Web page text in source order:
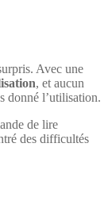
Avec une
, et aucun
donné l’utilisation.
de lire
des difficultés